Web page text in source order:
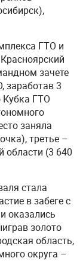
ГТО и
зачете
заработав 3
Кубка ГТО
заняла
третье –
области (3 640
стала
в забеге с
оказались
золото
область,
округа –